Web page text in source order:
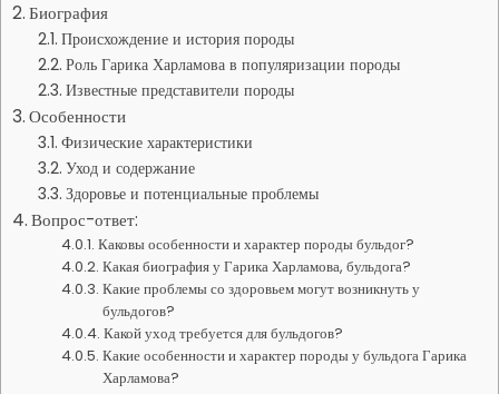
Биография
Происхождение и история породы
Роль Гарика Харламова в популяризации породы
Известные представители породы
Особенности
Физические характеристики
Уход и содержание
Здоровье и потенциальные проблемы
Вопрос-ответ:
Каковы особенности и характер породы бульдог?
Какая биография у Гарика Харламова, бульдога?
Какие проблемы со здоровьем могут возникнуть у
бульдогов?
Какой уход требуется для бульдогов?
Какие особенности и характер породы у бульдога Гарика
Харламова?